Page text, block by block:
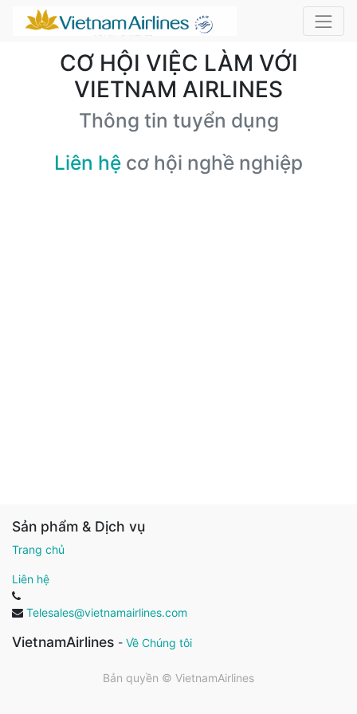
CƠ HỘI VIỆC LÀM VỚI
VIETNAM AIRLINES
Thông tin tuyển dụng
Liên hệ cơ hội nghề nghiệp
Sản phẩm & Dịch vụ
Trang chủ
Liên hệ
Telesales@vietnamairlines.com
VietnamAirlines - Về Chúng tôi
Bản quyền © VietnamAirlines